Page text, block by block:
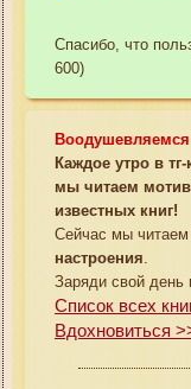
Спасибо, что
600)
Воодушевляемся
Каждое утро в
мы читаем
известных книг!
Сейчас мы читаем
настроения
Заряди свой день
Список всех
Вдохновиться